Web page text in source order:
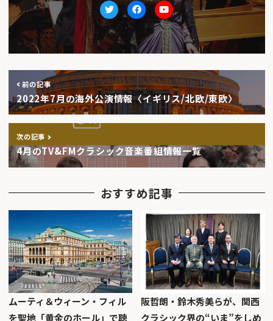
TwitterfacebookYoutube
前の記事
2022年7月の海外公演情報〈イギリス/北欧/東欧〉
次の記事
4月のTV&FMクラシック音楽番組情報一覧
おすすめ記事
ムーティ＆ウィーン・フィル
を聖地「黄金のホール」で聴
阪哲朗・鈴木秀美らが、関西
クラシック界の“いま”をしめ